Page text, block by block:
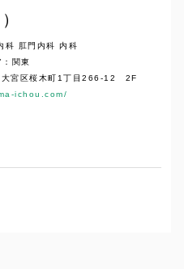
科 肛門内科 内科
：関東
宮区桜木町1丁目266-12 2F
ichou.com/